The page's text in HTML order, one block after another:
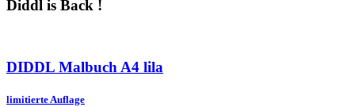
Diddl is Back !
DIDDL Malbuch A4 lila
limitierte Auflage